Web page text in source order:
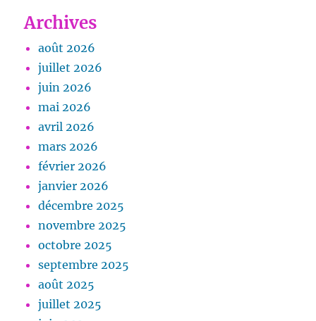
Archives
août 2026
juillet 2026
juin 2026
mai 2026
avril 2026
mars 2026
février 2026
janvier 2026
décembre 2025
novembre 2025
octobre 2025
septembre 2025
août 2025
juillet 2025